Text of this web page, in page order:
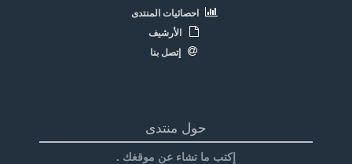
احصائيات المنتدى
الأرشيف
إتصل بنا
حول منتدى
إكتب ما تشاء عن موقغك .